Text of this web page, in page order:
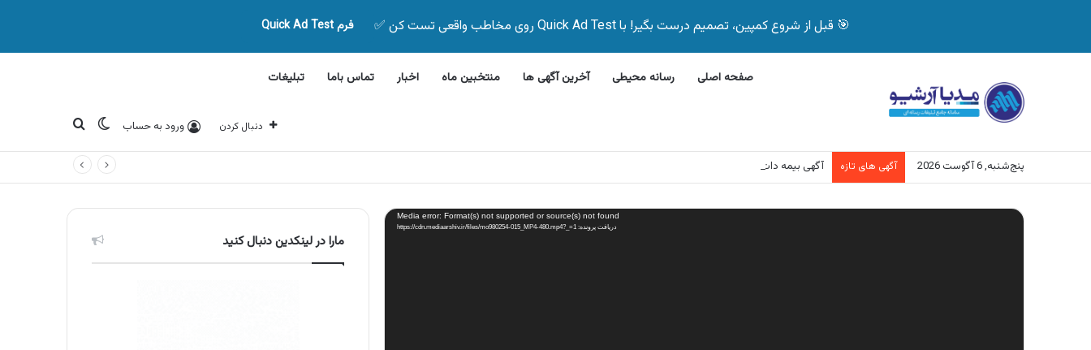
🎯 قبل از شروع کمپین، تصمیم درست بگیر! با Quick Ad Test روی مخاطب واقعی تست کن ✅ فرم Quick Ad Test
صفحه اصلی رسانه محیطی آخرین آگهی ها منتخبین ماه اخبار تماس باما تبلیغات
دنبال کردن ورود به حساب تغییر پوسته
جستجو برای
پنج‌شنبه, 6 آگوست 2026 آگهی های تازه آگهی بیمه دات کام، خرید آنلاین بیمه زیر ۵ دقیقه
نمایشگر
ویدیو Media error: Format(s) not supported or source(s) not found
دریافت پرونده: https://cdn.mediaarshiv.ir/files/mo980254-015_MP4-480.mp4?_=1
مارا در لینکدین دنبال کنید